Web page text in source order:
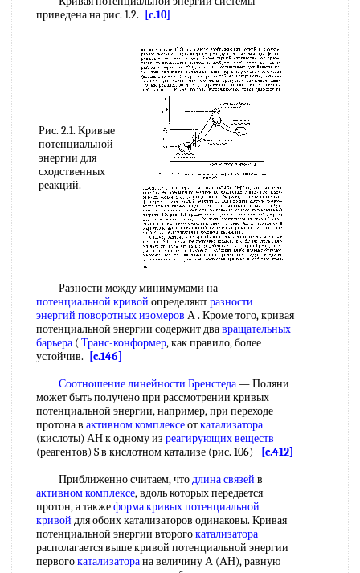
приведена на рис. 1.2.
[c.10]
Рис. 2.1. Кривые
потенциальной
энергии для
сходственных
реакций.
Разности между минимумами на
потенциальной кривой определяютразности
энергий поворотных изомеров А . Кроме того, кривая
потенциальной энергии содержит двавращательных
барьера (Транс-конформер, как правило, более
устойчив.
[c.146]
Соотношение линейности Бренстеда— Поляни
может быть получено при рассмотрении кривых
потенциальной энергии, например, при переходе
протона в активном комплексеоткатализатора
(кислоты) АН к одному из реагирующих веществ
(реагентов) S в кислотном катализе (рис. 106)
[c.412]
Приближенно считаем, чтодлина связей в
активном комплексе, вдоль которых передается
протон, а такжеформа кривых потенциальной
кривой для обоих катализаторов одинаковы. Кривая
потенциальной энергии второгокатализатора
располагается выше кривой потенциальной энергии
первогокатализаторана величину А (АН), равную